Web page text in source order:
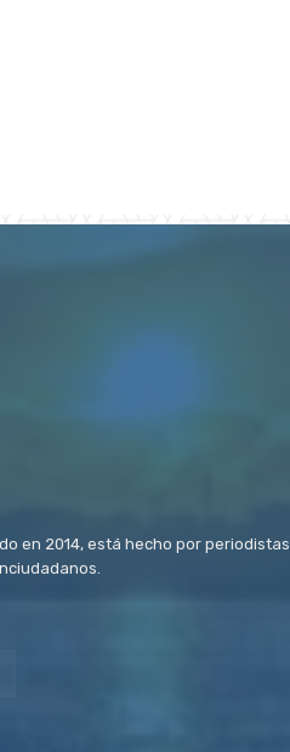
en 2014, está hecho por periodistas